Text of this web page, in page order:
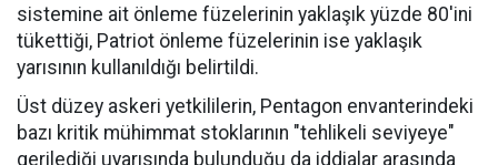
sistemine ait önleme füzelerinin yaklaşık yüzde 80'ini
tükettiği, Patriot önleme füzelerinin ise yaklaşık
yarısının kullanıldığı belirtildi.
Üst düzey askeri yetkililerin, Pentagon envanterindeki
bazı kritik mühimmat stoklarının "tehlikeli seviyeye"
gerilediği uyarısında bulunduğu da iddialar arasında